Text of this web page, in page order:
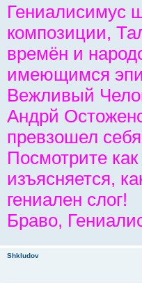
Гениалисимус
композиции,
времён и
имеющимся
Вежливый
Андрй
превзошел
Посмотрите
изъясняется,
гениален слог!
Браво,
Shkludov